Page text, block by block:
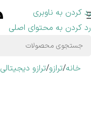
رد کردن به ناوبری
رد کردن به محتوای اصلی
خانه/ترازو/ترازو دیجیتالی